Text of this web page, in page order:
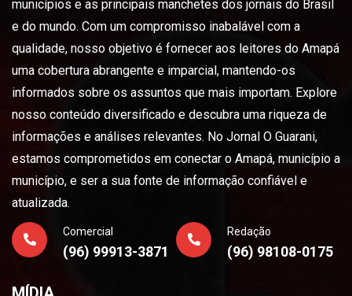
municípios e as principais manchetes dos jornais do Brasil
e do mundo. Com um compromisso inabalável com a
qualidade, nosso objetivo é fornecer aos leitores do Amapá
uma cobertura abrangente e imparcial, mantendo-os
informados sobre os assuntos que mais importam. Explore
nosso conteúdo diversificado e descubra uma riqueza de
informações e análises relevantes. No Jornal O Guarani,
estamos comprometidos em conectar o Amapá, município a
município, e ser a sua fonte de informação confiável e
atualizada.
Comercial
(96) 99913-3871
Redação
(96) 98108-0175